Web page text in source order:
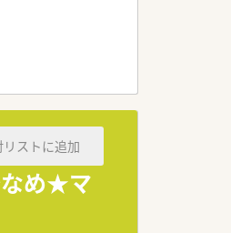
なめ★マ
リストに追加